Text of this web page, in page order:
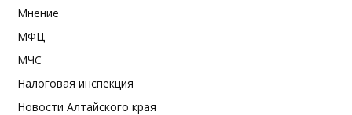
Мнение
МФЦ
МЧС
Налоговая инспекция
Новости Алтайского края